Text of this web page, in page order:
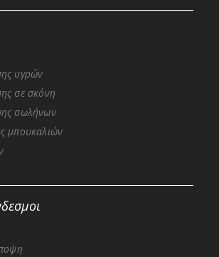
υγρών
σε σκόνη
σωλήνων
μπουκαλιών